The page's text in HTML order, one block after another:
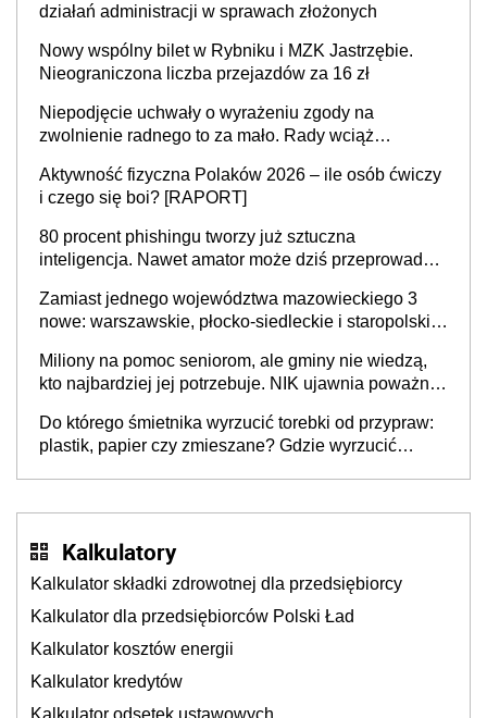
działań administracji w sprawach złożonych
Nowy wspólny bilet w Rybniku i MZK Jastrzębie.
Nieograniczona liczba przejazdów za 16 zł
Niepodjęcie uchwały o wyrażeniu zgody na
zwolnienie radnego to za mało. Rady wciąż
sprawy
Aktywność fizyczna Polaków 2026 – ile osób ćwiczy
i czego się boi? [RAPORT]
80 procent phishingu tworzy już sztuczna
inteligencja. Nawet amator może dziś przeprowadzić
Zamiast jednego województwa mazowieckiego 3
nowe: warszawskie, płocko-siedleckie i staropolskie.
stołecznych
Miliony na pomoc seniorom, ale gminy nie wiedzą,
kto najbardziej jej potrzebuje. NIK ujawnia poważną
Do którego śmietnika wyrzucić torebki od przypraw:
plastik, papier czy zmieszane? Gdzie wyrzucić
Kalkulatory
Kalkulator składki zdrowotnej dla przedsiębiorcy
Kalkulator dla przedsiębiorców Polski Ład
Kalkulator kosztów energii
Kalkulator kredytów